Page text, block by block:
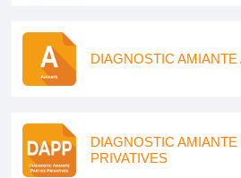
DIAGNOSTIC AMIANTE
DIAGNOSTIC
PRIVATIVES